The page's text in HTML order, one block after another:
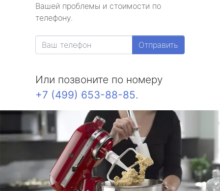
Вашей проблемы и стоимости по
телефону.
Отправить
Или позвоните по номеру
+7 (499) 653-88-85.